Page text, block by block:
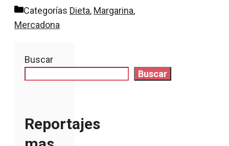
Categorías Dieta, Margarina,
Mercadona
Buscar
Buscar
Reportajes